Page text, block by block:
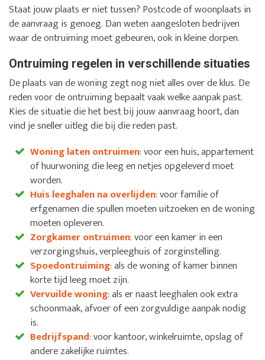
Staat jouw plaats er niet tussen? Postcode of woonplaats in
de aanvraag is genoeg. Dan weten aangesloten bedrijven
waar de ontruiming moet gebeuren, ook in kleine dorpen.
Ontruiming regelen in verschillende situaties
De plaats van de woning zegt nog niet alles over de klus. De
reden voor de ontruiming bepaalt vaak welke aanpak past.
Kies de situatie die het best bij jouw aanvraag hoort, dan
vind je sneller uitleg die bij die reden past.
Woning laten ontruimen: voor een huis, appartement
of huurwoning die leeg en netjes opgeleverd moet
worden.
Huis leeghalen na overlijden: voor familie of
erfgenamen die spullen moeten uitzoeken en de woning
moeten opleveren.
Zorgkamer ontruimen: voor een kamer in een
verzorgingshuis, verpleeghuis of zorginstelling.
Spoedontruiming: als de woning of kamer binnen
korte tijd leeg moet zijn.
Vervuilde woning: als er naast leeghalen ook extra
schoonmaak, afvoer of een zorgvuldige aanpak nodig
is.
Bedrijfspand: voor kantoor, winkelruimte, opslag of
andere zakelijke ruimtes.